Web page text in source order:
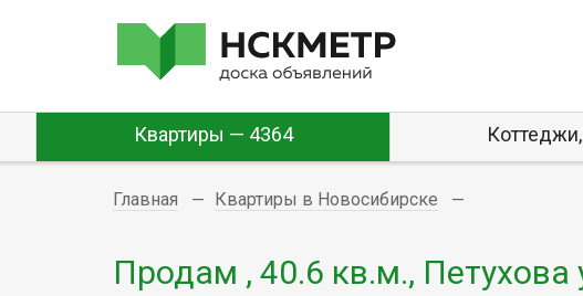
Квартиры — 4364
Главная Квартиры в Новосибирске
Продам , 40.6 кв.м., Петухова